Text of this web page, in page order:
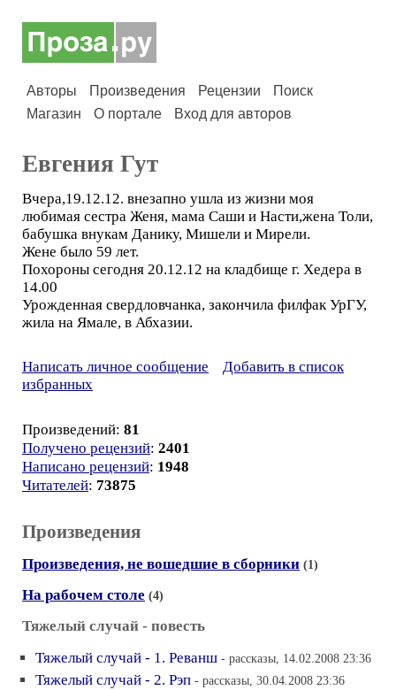
Авторы Произведения Рецензии
Поиск
Магазин
О портале Вход для авторов
Евгения Гут
Вчера,19.12.12. внезапно ушла из жизни моя
любимая сестра Женя, мама Саши и Насти,жена Толи,
бабушка внукам Данику, Мишели и Мирели.
Жене было 59 лет.
Похороны сегодня 20.12.12 на кладбище г. Хедера в
14.00
Урожденная свердловчанка, закончила филфак УрГУ,
жила на Ямале, в Абхазии.
Написать личное сообщение
Добавить в список
избранных
Произведений: 81
Получено рецензий: 2401
Написано рецензий: 1948
Читателей: 73875
Произведения
Произведения, не вошедшие в сборники (1)
На рабочем столе (4)
Тяжелый случай - повесть
Тяжелый случай - 1. Реванш - рассказы, 14.02.2008 23:36
Тяжелый случай - 2. Рэп - рассказы, 30.04.2008 23:36